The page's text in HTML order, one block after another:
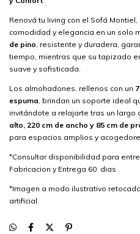
Renová tu living con el Sofá
comodidad y elegancia en un solo
de pino, resistente y duradera,
tiempo, mientras que su tapizado
suave y sofisticada.
Los almohadones, rellenos con un
espuma, brindan un soporte ideal
invitándote a relajarte tras un
alto, 220 cm de ancho y 85 cm de
para espacios amplios y
*Consultar disponibilidad para
Fabricacion y Entrega 60 dias .
*Imagen a modo ilustrativo
artificial.